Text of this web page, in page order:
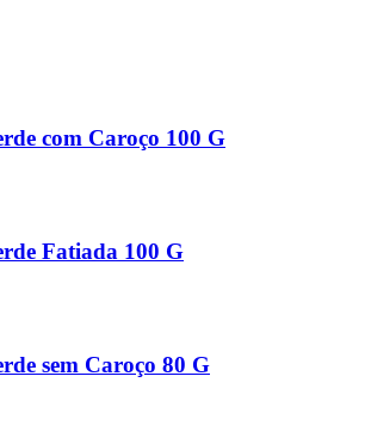
com Caroço 100 G
Fatiada 100 G
sem Caroço 80 G